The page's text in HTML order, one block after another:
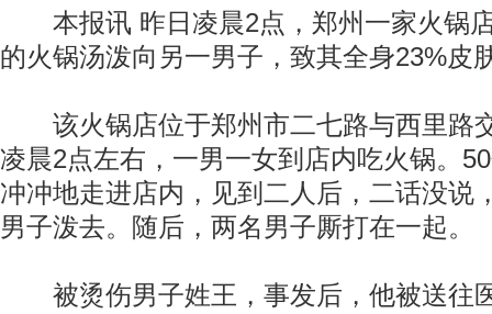
本报讯 昨日凌晨2点，郑州一家火锅
的火锅汤泼向另一男子，致其全身23%皮
该火锅店位于郑州市二七路与西里路
凌晨2点左右，一男一女到店内吃火锅。
冲冲地走进店内，见到二人后，二话没说
男子泼去。随后，两名男子厮打在一起。
被烫伤男子姓王，事发后，他被送往